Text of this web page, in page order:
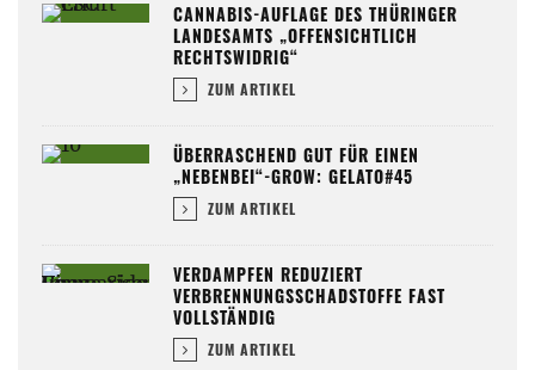
CANNABIS-AUFLAGE DES THÜRINGER
LANDESAMTS „OFFENSICHTLICH
RECHTSWIDRIG“
ZUM ARTIKEL
ÜBERRASCHEND GUT FÜR EINEN
„NEBENBEI“-GROW: GELATO#45
ZUM ARTIKEL
VERDAMPFEN REDUZIERT
VERBRENNUNGSSCHADSTOFFE FAST
VOLLSTÄNDIG
ZUM ARTIKEL